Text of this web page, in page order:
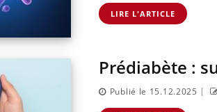
LIRE L'ARTICLE
Prédiabète :
Publié le 15.12.2025 |
Grossesse à risque : ce jus
naturel attire l'attention
des chercheurs